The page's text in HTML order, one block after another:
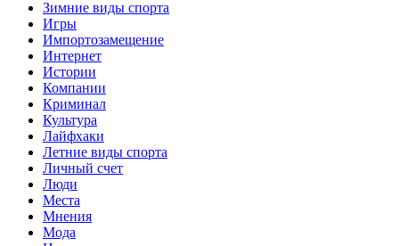
Зимние виды спорта
Игры
Импортозамещение
Интернет
Истории
Компании
Криминал
Культура
Лайфхаки
Летние виды спорта
Личный счет
Люди
Места
Мнения
Мода